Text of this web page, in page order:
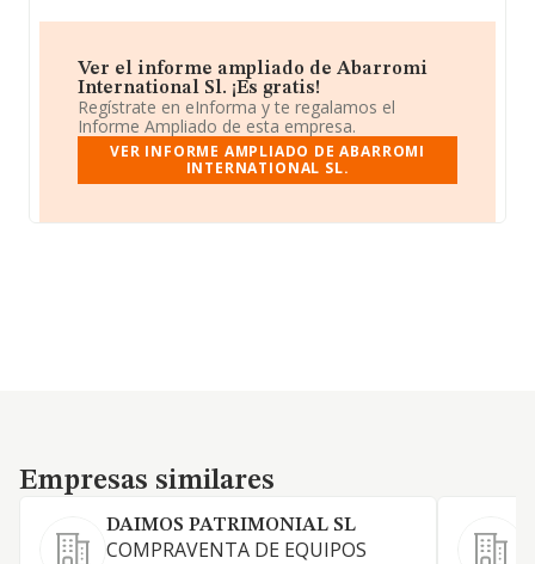
Ver el informe ampliado de Abarromi
International Sl. ¡Es gratis!
Regístrate en eInforma y te regalamos el
Informe Ampliado de esta empresa.
VER INFORME AMPLIADO DE ABARROMI
INTERNATIONAL SL.
Empresas similares
Empresas similares
DAIMOS PATRIMONIAL SL
COMPRAVENTA DE EQUIPOS